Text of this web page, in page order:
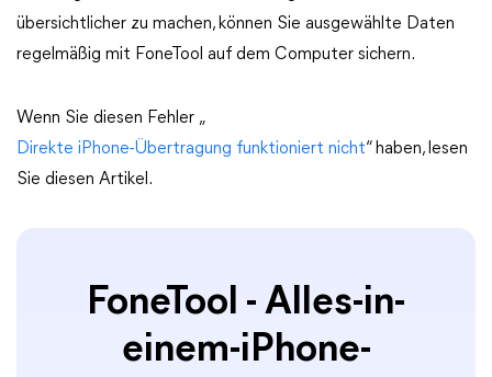
übersichtlicher zu machen, können Sie ausgewählte Daten
regelmäßig mit FoneTool auf dem Computer sichern.
Wenn Sie diesen Fehler „
Direkte iPhone-Übertragung funktioniert nicht“ haben, lesen
Sie diesen Artikel.
FoneTool - Alles-in-
einem-iPhone-